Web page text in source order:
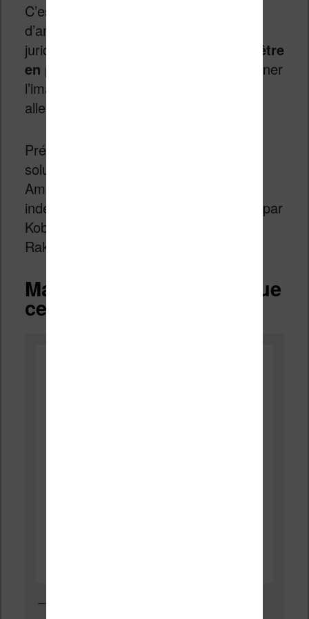
C’est l’annonce étrange de ce début
d’année 2017. D’après des documents
juridiques allemands,
Tolino pourrait être
en partie vendu à Kobo
. De quoi écorner
l’image de ce « Amazon-killer »
allemand…
Présenté dans toute l’Europe que la
solution contre le rouleau compresseur
Amazon, Tolino pourrait perdre toute
indépendance et être en partie acheté par
Kobo (possédé par les japonais de
Rakuten).
Mais est-ce si mauvais que
cela ?